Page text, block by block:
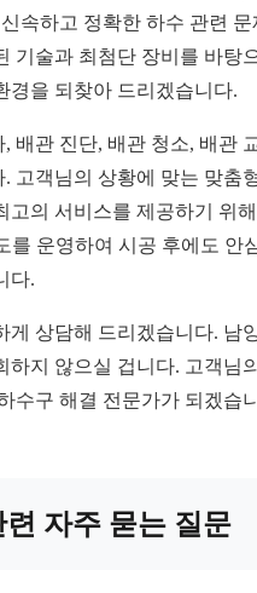
속하고 정확한 하수 관련 문
기술과 최첨단 장비를 바탕
경을 되찾아 드리겠습니다.
배관 진단, 배관 청소, 배관
고객님의 상황에 맞는 맞춤
고의 서비스를 제공하기 위
를 운영하여 시공 후에도 안
다.
게 상담해 드리겠습니다. 남
하지 않으실 겁니다. 고객님
수구 해결 전문가가 되겠습
자주 묻는 질문